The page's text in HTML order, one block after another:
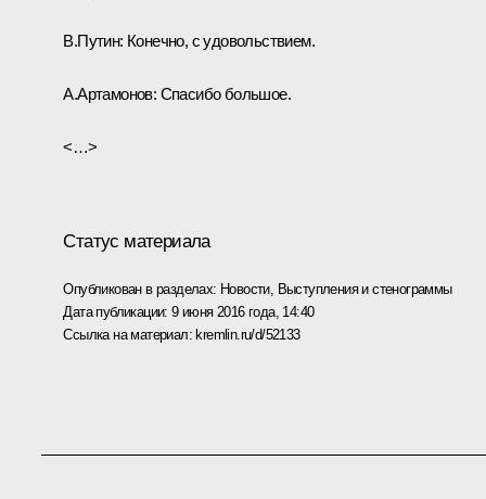
В.Путин: Конечно, с удовольствием.
А.Артамонов: Спасибо большое.
<…>
Статус материала
Опубликован в разделах: Новости, Выступления и стенограммы
Дата публикации:9 июня 2016 года, 14:40
Ссылка на материал: kremlin.ru/d/52133